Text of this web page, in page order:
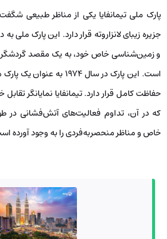
پارک ملی تیمانفایا یکی از مناظر طبیعی
جزیره زیبای لانزاروته قرار دارد. این پارک
و زمین‌شناسی خاص خود، به یک مقصد
است. این پارک در سال ۱۹۷۴
حفاظت کامل قرار دارد. تیمانفایا نمایانگر
که در آن، تداوم فعالیت‌های آتش‌فشانی در
خاص و مناظر منحصربه‌فردی را به وجود آورده